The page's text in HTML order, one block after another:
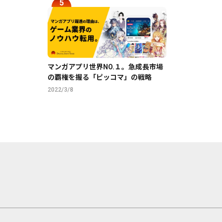
マンガアプリ世界NO.１。急成長市場
の覇権を握る「ピッコマ」の戦略
2022/3/8